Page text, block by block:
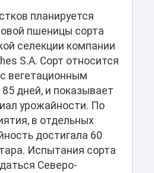
планируется
пшеницы сорта
селекции компании
S.A. Сорт относится
вегетационным
дней, и показывает
урожайности. По
в отдельных
достигала 60
Испытания сорта
Северо-